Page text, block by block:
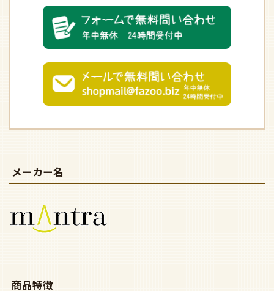
メーカー名
商品特徴